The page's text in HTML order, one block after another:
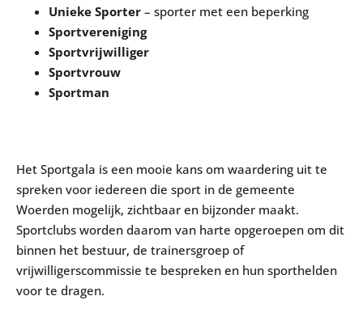
Unieke Sporter – sporter met een beperking
Sportvereniging
Sportvrijwilliger
Sportvrouw
Sportman
Het Sportgala is een mooie kans om waardering uit te
spreken voor iedereen die sport in de gemeente
Woerden mogelijk, zichtbaar en bijzonder maakt.
Sportclubs worden daarom van harte opgeroepen om dit
binnen het bestuur, de trainersgroep of
vrijwilligerscommissie te bespreken en hun sporthelden
voor te dragen.